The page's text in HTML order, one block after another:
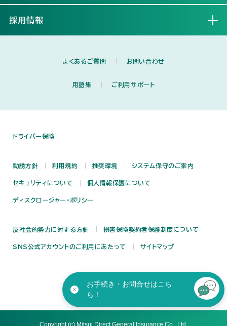
採用情報
よくあるご質問 お問い合わせ
用語集 ご利用サポート
ドライバー保険
勧誘方針 利用規約 推奨環境 システム保守のご案内
セキュリティについて 個人情報保護について
ディスクロージャー・ポリシー
反社会的勢力に対する方針 損害保険契約者保護制度について
SNS公式アカウントのご利用にあたって サイトマップ
Copyright (c) Mitsui Direct General Insurance Co., Ltd.
お手続き・お問合せはこち
ら！